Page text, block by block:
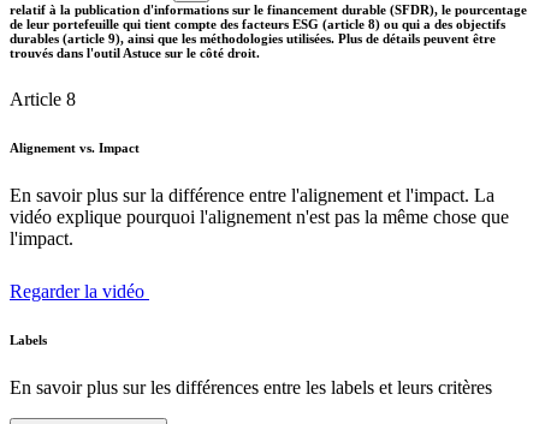
relatif à la publication d'informations sur le financement durable (SFDR), le pourcentage
de leur portefeuille qui tient compte des facteurs ESG (article 8) ou qui a des objectifs
durables (article 9), ainsi que les méthodologies utilisées. Plus de détails peuvent être
trouvés dans l'outil Astuce sur le côté droit.
Article 8
Alignement vs. Impact
En savoir plus sur la différence entre l'alignement et l'impact. La
vidéo explique pourquoi l'alignement n'est pas la même chose que
l'impact.
Regarder la vidéo
Labels
En savoir plus sur les différences entre les labels et leurs critères